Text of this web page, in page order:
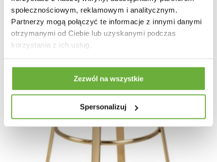
społecznościowym, reklamowym i analitycznym.
Partnerzy mogą połączyć te informacje z innymi danymi
otrzymanymi od Ciebie lub uzyskanymi podczas
korzystania z ich usług.
Zezwól na wszystkie
Spersonalizuj